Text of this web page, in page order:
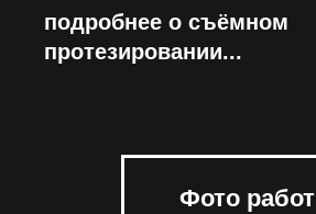
подробнее о съёмном
протезировании...
Фото работ